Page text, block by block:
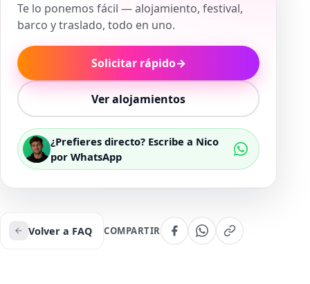
Te lo ponemos fácil — alojamiento, festival,
barco y traslado, todo en uno.
Solicitar rápido→
Ver alojamientos
¿Prefieres directo? Escribe a Nico
por WhatsApp
Volver a FAQ COMPARTIR